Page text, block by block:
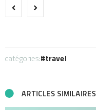
catégories: travel
ARTICLES SIMILAIRES